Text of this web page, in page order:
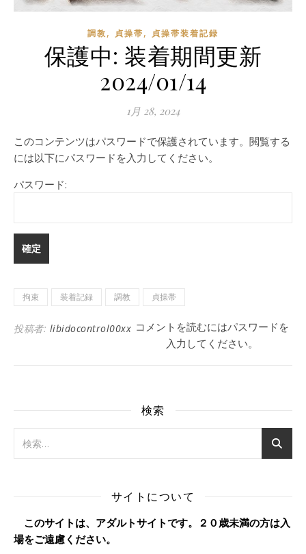
調教, 貞操帯, 貞操帯装着記録
保護中: 装着期間更新
2024/01/14
1月 28, 2024
このコンテンツはパスワードで保護されています。閲覧する
には以下にパスワードを入力してください。
パスワード:
拘束 装着記録 調教 貞操帯
投稿者: libidocontrol00xx コメントを読むにはパスワードを
入力してください。
検索
サイトについて
このサイトは、アダルトサイトです。２０歳未満の方は入
場をご遠慮ください。